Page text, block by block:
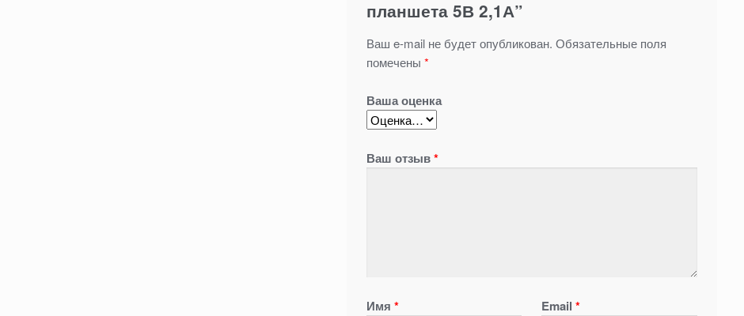
планшета 5В 2,1А”
Ваш e-mail не будет опубликован. Обязательные поля
помечены *
Ваша оценка
Ваш отзыв*
Имя * Email*